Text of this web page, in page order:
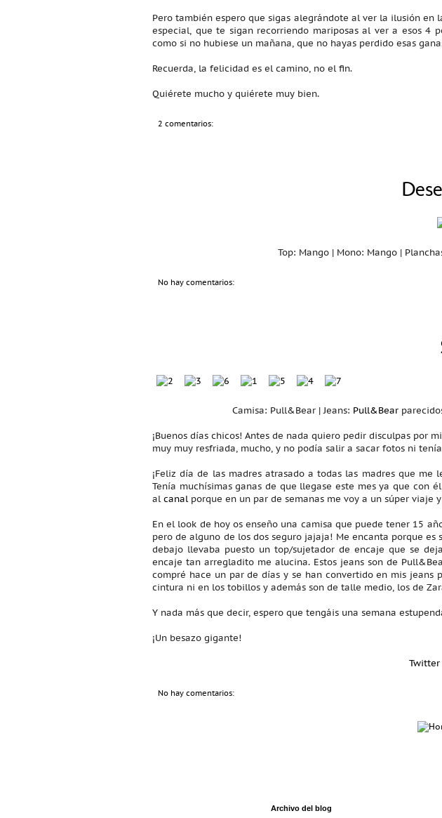
Pero también espero que sigas alegrándote al ver la ilusión
especial, que te sigan recorriendo mariposas al ver a esos
como si no hubiese un mañana, que no hayas perdido esas
Recuerda, la felicidad es el camino, no el fin.
Quiérete mucho y quiérete muy bien.
2 comentarios:
Top: Mango | Mono: Mango |
No hay comentarios:
Camisa: Pull&Bear | Jeans: Pull&Bear
¡Buenos días chicos! Antes de nada quiero pedir disculpas por
muy muy resfriada, mucho, y no podía salir a sacar fotos ni
¡Feliz día de las madres atrasado a todas las madres que
Tenía muchísimas ganas de que llegase este mes ya que con
alcanalporque en un par de semanas me voy a un súper
En el look de hoy os enseño una camisa que puede tener 15
pero de alguno de los dos seguro jajaja! Me encanta porque
debajo llevaba puesto un top/sujetador de encaje que se
encaje tan arregladito me alucina. Estos jeans son de
compré hace un par de días y se han convertido en mis
cintura ni en los tobillos y además son de talle medio, los de
Y nada más que decir, espero que tengáis una semana
¡Un besazo gigante!
Twitter
No hay comentarios:
Archivo del blog